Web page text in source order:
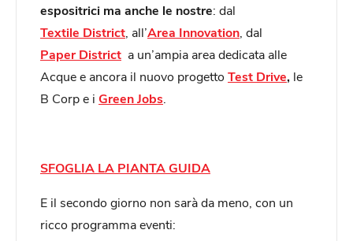
espositrici ma anche le nostre: dal
Textile District , all’Area Innovation , dal
Paper District a un’ampia area dedicata alle
Acque e ancora il nuovo progetto Test Drive, le
B Corp e i Green Jobs
SFOGLIA LA PIANTA GUIDA
E il secondo giorno non sarà da meno, con un
ricco programma eventi: